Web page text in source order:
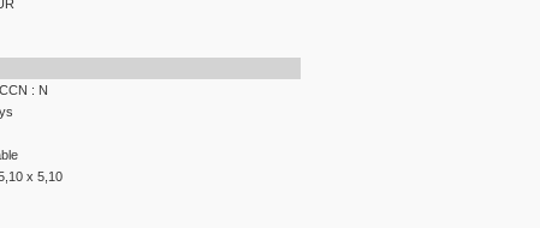
: N
x 5,10